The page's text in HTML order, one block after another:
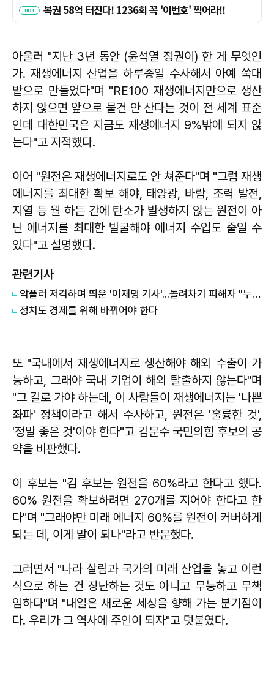
아울러 "지난 3년 동안 (윤석열 정권이) 한 게 무엇인
가. 재생에너지 산업을 하루종일 수사해서 아예 쑥대
밭으로 만들었다"며 "RE100 재생에너지만으로 생산
하지 않으면 앞으로 물건 안 산다는 것이 전 세계 표준
인데 대한민국은 지금도 재생에너지 9%밖에 되지 않
는다"고 지적했다.
이어 "원전은 재생에너지로도 안 쳐준다"며 "그럼 재생
에너지를 최대한 확보 해야, 태양광, 바람, 조력 발전,
지열 등 뭘 하든 간에 탄소가 발생하지 않는 원전이 아
닌 에너지를 최대한 발굴해야 에너지 수입도 줄일 수
있다"고 설명했다.
관련기사
악플러 저격하며 띄운 '이재명 기사'...돌려차기 피해자 "누가 안 읽었나 보라"
정치도 경제를 위해 바뀌어야 한다
또 "국내에서 재생에너지로 생산해야 해외 수출이 가
능하고, 그래야 국내 기업이 해외 탈출하지 않는다"며
"그 길로 가야 하는데, 이 사람들이 재생에너지는 '나쁜
좌파' 정책이라고 해서 수사하고, 원전은 '훌륭한 것',
'정말 좋은 것'이야 한다"고 김문수 국민의힘 후보의 공
약을 비판했다.
이 후보는 "김 후보는 원전을 60%라고 한다고 했다.
60% 원전을 확보하려면 270개를 지어야 한다고 한
다"며 "그래야만 미래 에너지 60%를 원전이 커버하게
되는 데, 이게 말이 되나"라고 반문했다.
그러면서 "나라 살림과 국가의 미래 산업을 놓고 이런
식으로 하는 건 장난하는 것도 아니고 무능하고 무책
임하다"며 "내일은 새로운 세상을 향해 가는 분기점이
다. 우리가 그 역사에 주인이 되자"고 덧붙였다.